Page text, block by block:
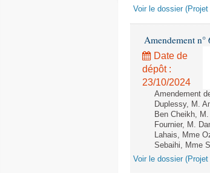
Voir le dossier
Amendement n°
Date de
dépôt :
23/10/2024
Amendement
Duplessy, M.
Ben Cheikh,
Fournier, M.
Lahais, Mme
Sebaihi, Mme
Voir le dossier